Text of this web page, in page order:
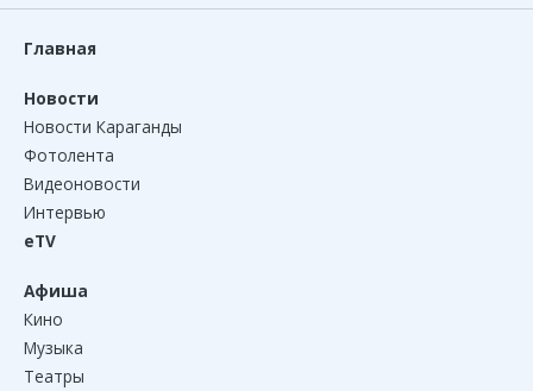
Главная
Новости
Новости Караганды
Фотолента
Видеоновости
Интервью
eTV
Афиша
Кино
Музыка
Театры